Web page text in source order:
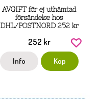
AVGIFT för ej uthämtad
försändelse hos
DHL/POSTNORD 252 kr
252 kr
Info Köp